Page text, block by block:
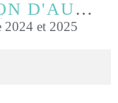
BMX CLUB COURNON D'AUVERGNE
2024 et 2025